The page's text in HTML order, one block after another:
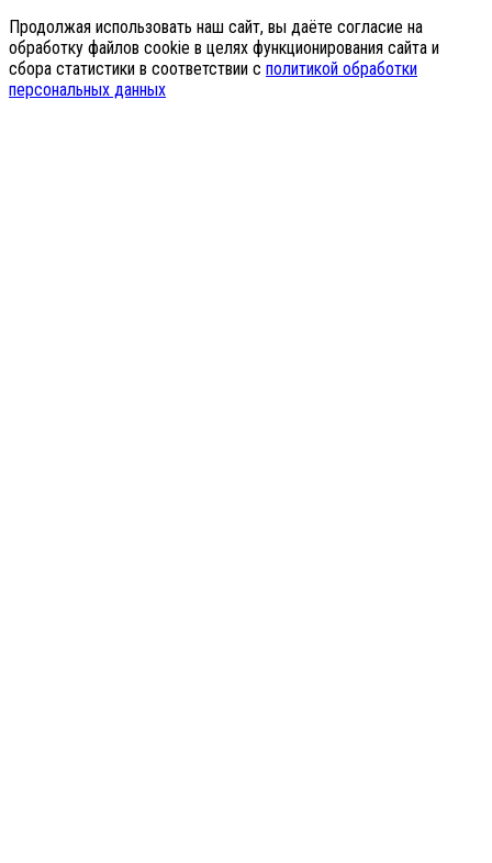
Продолжая использовать наш сайт, вы даёте согласие на
обработку файлов cookie в целях функционирования сайта и
сбора статистики в соответствии с политикой обработки
персональных данных